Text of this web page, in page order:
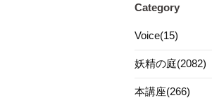
Category
Voice(15)
妖精の庭(2082)
本講座(266)